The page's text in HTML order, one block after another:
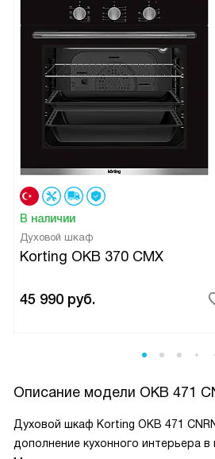
В наличии
Духовой шкаф
Korting OKB 370 CMX
45 990 руб.
Описание модели OKB 471
Духовой шкаф Korting OKB 471
дополнение кухонного интерьера в